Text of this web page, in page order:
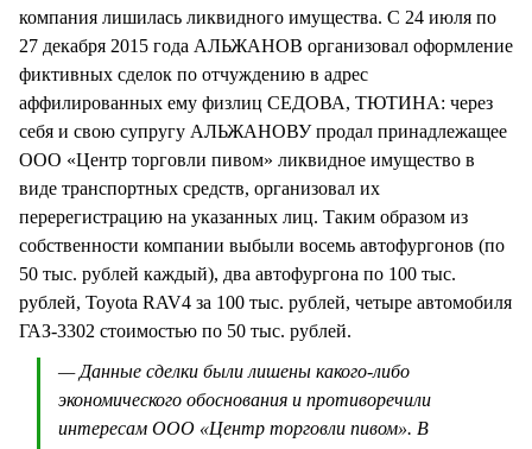
компания лишилась ликвидного имущества. С 24 июля по
27 декабря 2015 года АЛЬЖАНОВ организовал оформление
фиктивных сделок по отчуждению в адрес
аффилированных ему физлиц СЕДОВА, ТЮТИНА: через
себя и свою супругу АЛЬЖАНОВУ продал принадлежащее
ООО «Центр торговли пивом» ликвидное имущество в
виде транспортных средств, организовал их
перерегистрацию на указанных лиц. Таким образом из
собственности компании выбыли восемь автофургонов (по
50 тыс. рублей каждый), два автофургона по 100 тыс.
рублей, Toyota RAV4 за 100 тыс. рублей, четыре автомобиля
ГАЗ-3302 стоимостью по 50 тыс. рублей.
— Данные сделки были лишены какого-либо
экономического обоснования и противоречили
интересам ООО «Центр торговли пивом». В